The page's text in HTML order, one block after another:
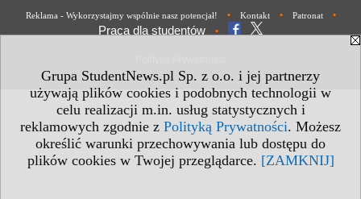
Grupa StudentNews.pl Sp. z o.o. i jej partnerzy
używają plików cookies i podobnych technologii w
celu realizacji m.in. usług statystycznych i
reklamowych zgodnie z Polityką Prywatności. Możesz
określić warunki przechowywania lub dostępu do
plików cookies w Twojej przeglądarce. [ZAMKNIJ]
Reklama - Wykorzystajmy wspólnie nasz potencjał! • Kontakt • Patronat •
Praca dla studentów •